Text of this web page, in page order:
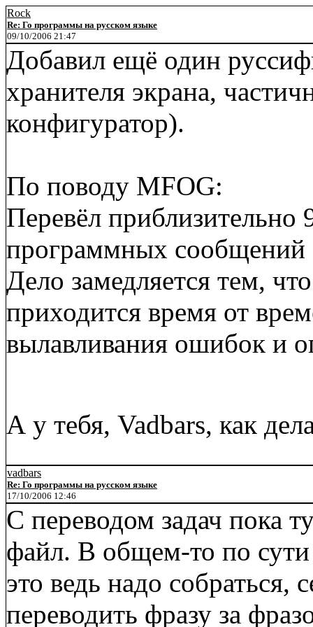
Rock
Re: Го программы на русском языке
09/10/2006 21:47
Добавил ещё один
хранителя экрана,
конфигуратор).
По поводу MFOG:
Перевёл приблизительно
программных сообщений
Дело замедляется тем,
приходится время от
вылавливания ошибок и
А у тебя, Vadbars, как
vadbars
Re: Го программы на русском языке
17/10/2006 12:46
С переводом задач пока
файл. В общем-то по сути
это ведь надо собраться,
переводить фразу за